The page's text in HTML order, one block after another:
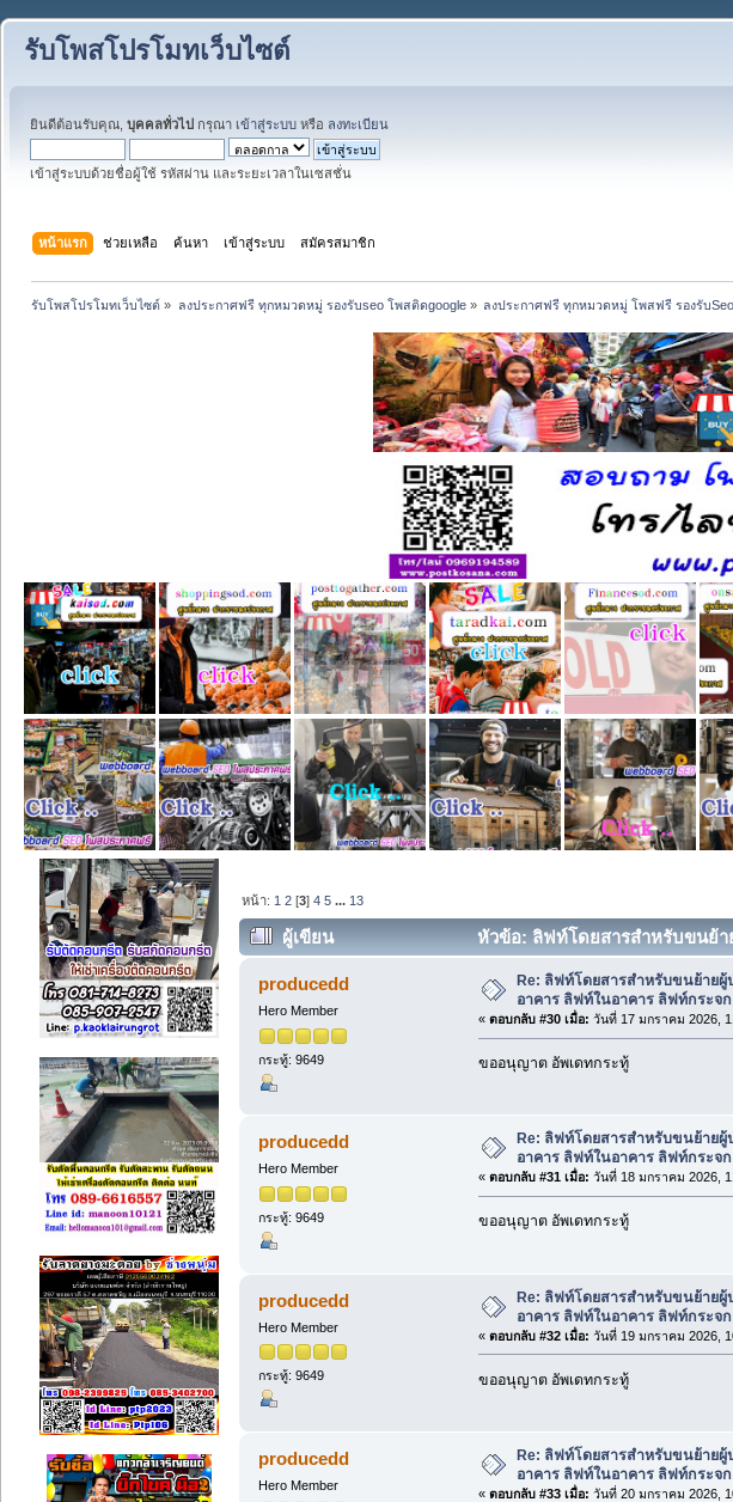
รับโพสโปรโมทเว็บไซต์
ยินดีต้อนรับคุณ, บุคคลทั่วไป กรุณา เข้าสู่ระบบ หรือ ลงทะเบียน
เข้าสู่ระบบด้วยชื่อผู้ใช้ รหัสผ่าน และระยะเวลาในเซสชั่น
หน้าแรก ช่วยเหลือ ค้นหา เข้าสู่ระบบ สมัครสมาชิก
รับโพสโปรโมทเว็บไซต์ » ลงประกาศฟรี ทุกหมวดหมู่ รองรับseo โพสติดgoogle» ลงประกาศฟรี ทุกหมวดหมู่ โพสฟรี รองรับ
หน้า: 1 2 [3]4 5 ... 13
ผู้เขียน หัวข้อ: ลิฟท์โดยสารสำหรับขนย้า
producedd
Hero Member
กระทู้: 9649
Re: ลิฟท์โดยสารสำหรับขนย้าย
อาคาร ลิฟท์ในอาคาร ลิฟท์กระจก
« ตอบกลับ #30 เมื่อ: วันที่ 17 มกราคม 2026,
ขออนุญาต อัพเดทกระทู้
producedd
Hero Member
กระทู้: 9649
Re: ลิฟท์โดยสารสำหรับขนย้าย
อาคาร ลิฟท์ในอาคาร ลิฟท์กระจก
« ตอบกลับ #31 เมื่อ: วันที่ 18 มกราคม 2026,
ขออนุญาต อัพเดทกระทู้
producedd
Hero Member
กระทู้: 9649
Re: ลิฟท์โดยสารสำหรับขนย้ายผู้
อาคาร ลิฟท์ในอาคาร ลิฟท์กระจก
« ตอบกลับ #32 เมื่อ: วันที่ 19 มกราคม 2026,
ขออนุญาต อัพเดทกระทู้
producedd
Hero Member
Re: ลิฟท์โดยสารสำหรับขนย้ายผู้
อาคาร ลิฟท์ในอาคาร ลิฟท์กระจก
« ตอบกลับ #33 เมื่อ: วันที่ 20 มกราคม 2026,